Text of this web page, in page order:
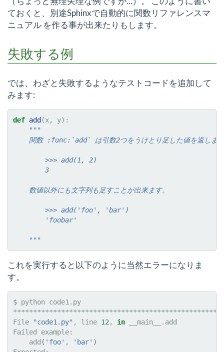
ておくと、別途Sphinxで自動的に関数リファレンスマ
ニュアル を作る事が出来たりもします。
失敗する例
では、わざと失敗するようなテストコードを追加して
みます:
def add(x, y):
"""
関数 :func:`add` は引数2つをうけとり足した値を返しま
        >>> add(1, 2)
        3
    数値以外にも文字列も足すことが出来ます。
        >>> add('foo', 'bar')
        'foobar'
    """
これを実行すると以下のように当然エラーになりま
す。
$ python
code1.py
File
"code1.py" , line 12 , in
__main__.add
Failed
add ( 'foo' , 'bar' )